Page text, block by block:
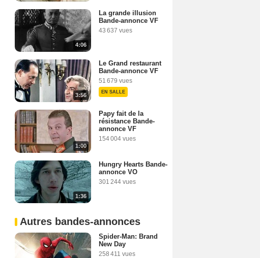
4:06
La grande illusion
Bande-annonce VF
43 637 vues
3:56
Le Grand restaurant
Bande-annonce VF
51 679 vues
EN SALLE
1:00
Papy fait de la
résistance Bande-
annonce VF
154 004 vues
1:36
Hungry Hearts Bande-
annonce VO
301 244 vues
Autres bandes-annonces
Spider-Man: Brand
New Day
258 411 vues